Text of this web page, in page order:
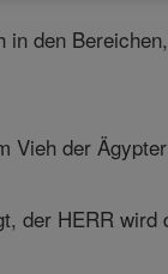
den
Vieh der
der HERR wird